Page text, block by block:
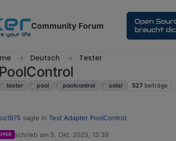
Community Forum
Deutsch Tester
tester pool poolcontrol solar 527 beiträge
sagte in Test Adapter PoolControl:
schrieb am 5. Okt. 2025, 13:39
zuletzt editiert von